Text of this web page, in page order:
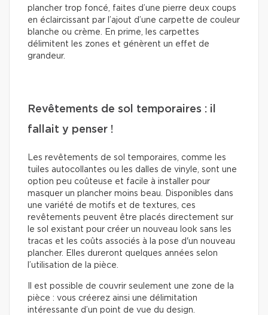
plancher trop foncé, faites d’une pierre deux coups
en éclaircissant par l’ajout d’une carpette de couleur
blanche ou crème. En prime, les carpettes
délimitent les zones et génèrent un effet de
grandeur.
Revêtements de sol temporaires : il
fallait y penser !
Les revêtements de sol temporaires, comme les
tuiles autocollantes ou les dalles de vinyle, sont une
option peu coûteuse et facile à installer pour
masquer un plancher moins beau. Disponibles dans
une variété de motifs et de textures, ces
revêtements peuvent être placés directement sur
le sol existant pour créer un nouveau look sans les
tracas et les coûts associés à la pose d'un nouveau
plancher. Elles dureront quelques années selon
l’utilisation de la pièce.
Il est possible de couvrir seulement une zone de la
pièce : vous créerez ainsi une délimitation
intéressante d’un point de vue du design.